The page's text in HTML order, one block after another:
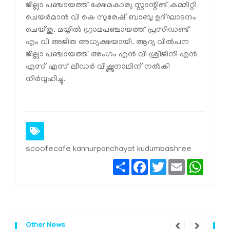
ജില്ലാ പഞ്ചായത്ത് ക്ഷേമകാര്യ സ്റ്റാന്റിങ് കമ്മിറ്റി
ചെയര്‍മാന്‍ വി കെ സുരേഷ് ബാബു ഉദ്ഘാടനം
ചെയ്തു. മയ്യില്‍ ഗ്രാമപഞ്ചായത്ത് പ്രസിഡണ്ട്
എം വി അജിത അധ്യക്ഷയായി. ആദ്യ വില്‍പന
ജില്ലാ പഞ്ചായത്ത് അംഗം എന്‍ വി ശ്രീജിനി എന്‍
എസ് എസ് ലീഡര്‍ വിഷ്ണുനാഥിന് നല്‍കി
നിര്‍വ്വഹിച്ചു.
scoofecafe kannurpanchayat kudumbashree
ShareFacebook
TwitterEmail
Other News